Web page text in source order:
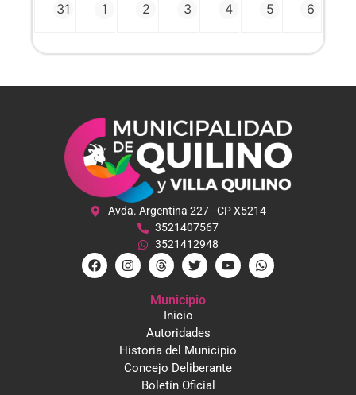
31 1 2 3 4 5 6
Avda. Argentina 227 - CP X5214
3521407567
3521412948
Municipio
Inicio
Autoridades
Historia del Municipio
Concejo Deliberante
Boletín Oficial